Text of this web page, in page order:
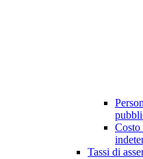
Costo
Tassi di